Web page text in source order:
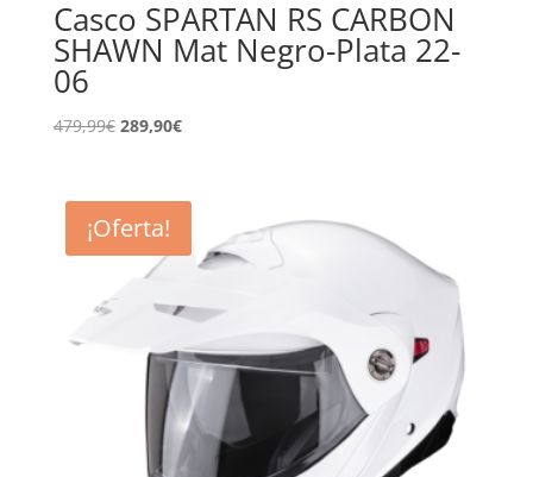
Casco SPARTAN RS CARBON
SHAWN Mat Negro-Plata 22-
06
479,99€ El
era:
479,99€.
289,90€El
es:
289,90€.
¡Oferta!